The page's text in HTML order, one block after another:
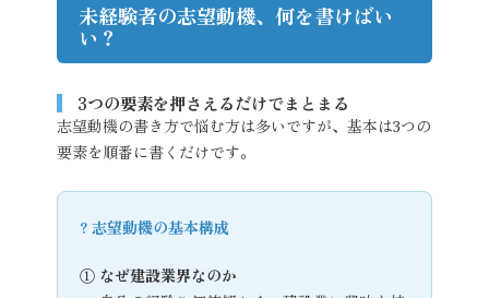
未経験者の志望動機、何を書けばい
い？
3つの要素を押さえるだけでまとまる
志望動機の書き方で悩む方は多いですが、基本は3つの
要素を順番に書くだけです。
? 志望動機の基本構成
① なぜ建設業界なのか